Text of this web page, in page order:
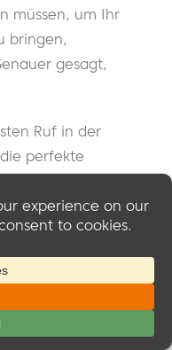
müssen, um Ihr
bringen,
gesagt,
Ruf in der
perfekte
und bietet
Ressourcen, um
dieses
wie Sie für
benötigen.
aus diesem